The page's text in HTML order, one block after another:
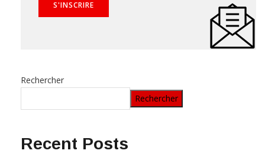
Rechercher
Rechercher
Recent Posts